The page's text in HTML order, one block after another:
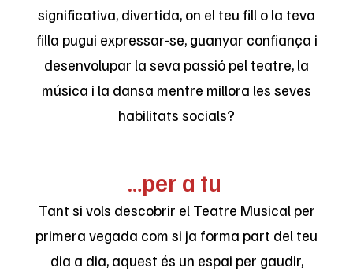
significativa, divertida, on el teu fill o la teva
filla pugui expressar-se, guanyar confiança i
desenvolupar la seva passió pel teatre, la
música i la dansa mentre millora les seves
habilitats socials?
…per a tu
Tant si vols descobrir el Teatre Musical per
primera vegada com si ja forma part del teu
dia a dia, aquest és un espai per gaudir,